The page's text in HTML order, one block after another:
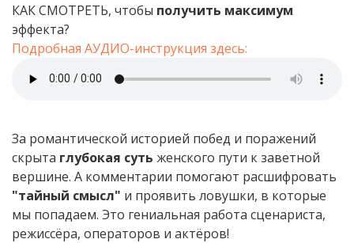
КАК СМОТРЕТЬ, чтобы получить максимум
эффекта?
Подробная АУДИО-инструкция здесь:
За романтической историей побед и поражений
скрыта глубокая суть женского пути к заветной
вершине. А комментарии помогают расшифровать
"тайный смысл" и проявить ловушки, в которые
мы попадаем. Это гениальная работа сценариста,
режиссёра, операторов и актёров!